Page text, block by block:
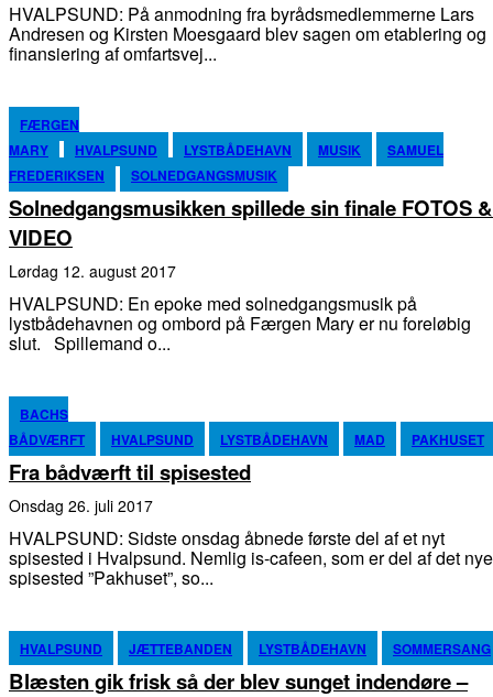
HVALPSUND: På anmodning fra byrådsmedlemmerne Lars
Andresen og Kirsten Moesgaard blev sagen om etablering og
finansiering af omfartsvej...
FÆRGEN
MARY
HVALPSUND LYSTBÅDEHAVN MUSIK
SAMUEL
FREDERIKSEN
SOLNEDGANGSMUSIK
Solnedgangsmusikken spillede sin finale FOTOS &
VIDEO
lørdag 12. august 2017
HVALPSUND: En epoke med solnedgangsmusik på
lystbådehavnen og ombord på Færgen Mary er nu foreløbig
slut. Spillemand o...
BACHS
BÅDVÆRFT
HVALPSUND LYSTBÅDEHAVN MAD PAKHUSET
Fra bådværft til spisested
onsdag 26. juli 2017
HVALPSUND: Sidste onsdag åbnede første del af et nyt
spisested i Hvalpsund. Nemlig is-cafeen, som er del af det nye
spisested ”Pakhuset”, so...
HVALPSUND JÆTTEBANDEN LYSTBÅDEHAVN SOMMERSANG
Blæsten gik frisk så der blev sunget indendøre –